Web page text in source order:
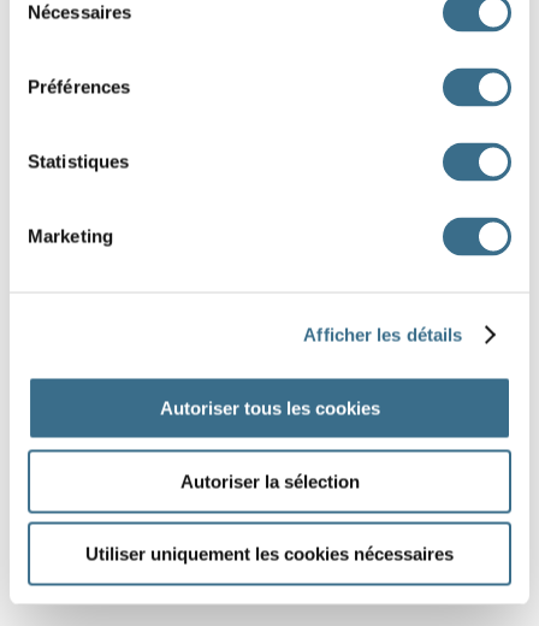
Nécessaires
Préférences
Statistiques
Marketing
Afficher les détails
Autoriser tous les cookies
Autoriser la sélection
Utiliser uniquement les cookies nécessaires
couper en quatre. (4) Sur les épaules. (5) Traverser (6) Pas
J'AI TERMINÉ